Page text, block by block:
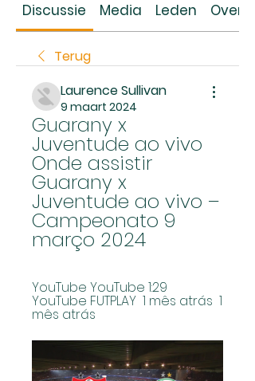
Discussie Media Leden Over
Terug
Laurence Sullivan
9 maart 2024
Guarany x
Juventude ao vivo
Onde assistir
Guarany x
Juventude ao vivo –
Campeonato 9
março 2024
YouTube YouTube 1:29
YouTube FUTPLAY  1 mês atrás  1
mês atrás